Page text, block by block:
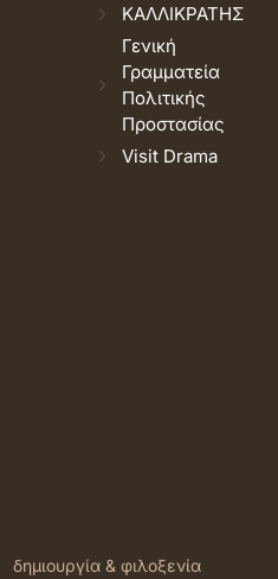
ΚΑΛΛΙΚΡΑΤΗΣ
Γενική
Γραμματεία
Πολιτικής
Προστασίας
Visit Drama
δημιουργία & φιλοξενία